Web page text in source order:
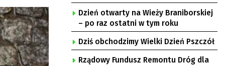
Krępie
Dzień otwarty na Wieży Braniborskiej
– po raz ostatni w tym roku
Dziś obchodzimy Wielki Dzień Pszczół
Rządowy Fundusz Remontu Dróg dla